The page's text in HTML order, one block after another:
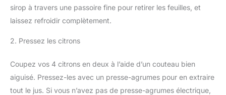
sirop à travers une passoire fine pour retirer les feuilles, et
laissez refroidir complètement.
2. Pressez les citrons
Coupez vos 4 citrons en deux à l’aide d’un couteau bien
aiguisé. Pressez-les avec un presse-agrumes pour en extraire
tout le jus. Si vous n’avez pas de presse-agrumes électrique,